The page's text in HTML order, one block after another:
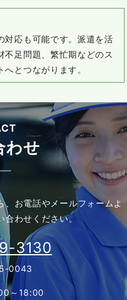
対応も可能です。派遣を活
不足問題、繁忙期などのス
とつながります。
わせ
お電話やメールフォームよ
合わせください。
3130
0043
～18:00